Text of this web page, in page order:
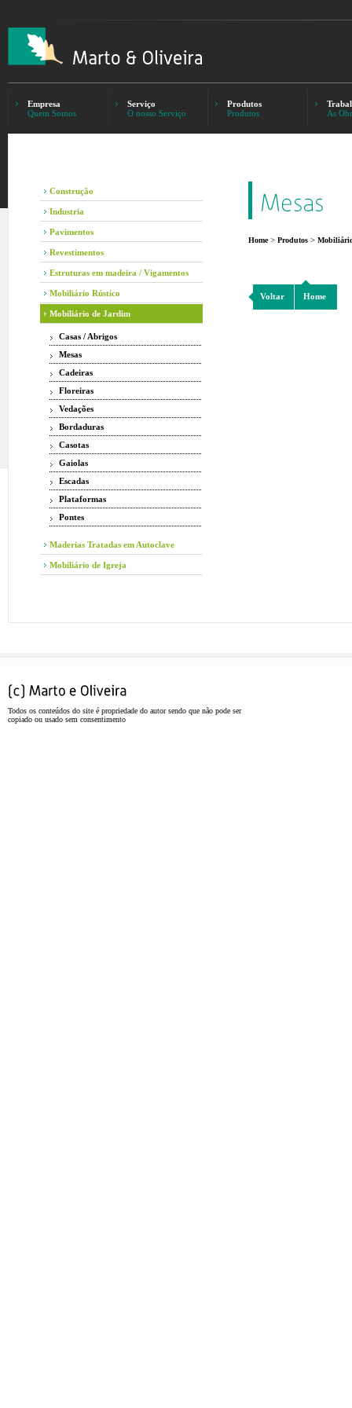
Empresa
Quem Somos
Serviço
O nosso Serviço
Produtos
Produtos
As
Construção
Industria
Pavimentos
Revestimentos
Estruturas em madeira / Vigamentos
Mobiliário Rústico
Mobiliário de Jardim
Casas / Abrigos
Mesas
Cadeiras
Floreiras
Vedações
Bordaduras
Casotas
Gaiolas
Escadas
Plataformas
Pontes
Maderias Tratadas em Autoclave
Mobiliário de Igreja
Home> Produtos >
Voltar Home
Todos os conteúdos do site é propriedade do autor sendo que não pode ser
copiado ou usado sem consentimento